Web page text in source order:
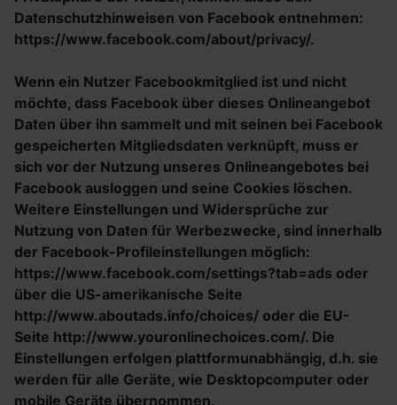
Datenschutzhinweisen von Facebook entnehmen:
https://www.facebook.com/about/privacy/.
Wenn ein Nutzer Facebookmitglied ist und nicht
möchte, dass Facebook über dieses Onlineangebot
Daten über ihn sammelt und mit seinen bei Facebook
gespeicherten Mitgliedsdaten verknüpft, muss er
sich vor der Nutzung unseres Onlineangebotes bei
Facebook ausloggen und seine Cookies löschen.
Weitere Einstellungen und Widersprüche zur
Nutzung von Daten für Werbezwecke, sind innerhalb
der Facebook-Profileinstellungen möglich:
https://www.facebook.com/settings?tab=ads oder
über die US-amerikanische Seite
http://www.aboutads.info/choices/ oder die EU-
Seite http://www.youronlinechoices.com/. Die
Einstellungen erfolgen plattformunabhängig, d.h. sie
werden für alle Geräte, wie Desktopcomputer oder
mobile Geräte übernommen.